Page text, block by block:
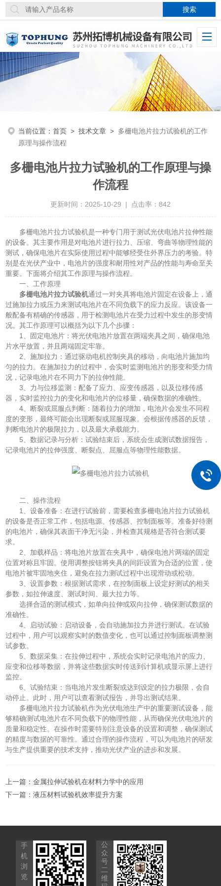
当前位置：首页 >技术文章 > 多栅电池片拉力试验机的工作
原理与操作流程
多栅电池片拉力试验机的工作原理与操
作流程
更新时间：2025-10-29 | 点击率：842
多栅电池片拉力试验机是一种专门用于测试光伏电池片拉伸性能
的设备。其主要作用是对电池片进行拉力、压缩、弯曲等物理性能的
测试，确保电池片在实际使用过程中能够经受住外界压力的考验。特
别是在光伏产业中，电池片的强度和耐用性对产品的性能与寿命至关
重要。下面将介绍其工作原理与操作流程。
一、工作原理
多栅电池片拉力试验机通过一对夹具将电池片固定在设备上，通
过施加拉力或压力来测试电池片在不同负载下的应力反应。该设备一
般配备有精确的传感器，用于检测电池片在受力过程中发生的形变情
况。其工作原理可以概括为以下几个步骤：
1、固定电池片：将光伏电池片放置在两端夹具之间，确保电池
片水平放置，并且两端固定牢靠。
2、施加拉力：通过驱动电机控制夹具的移动，向电池片施加均
匀的拉力。在施加拉力的过程中，会实时监测电池片的形变和受力情
况，记录电池片在不同力下的拉伸性能。
3、力与位移监测：配备了应力、应变传感器，以及位移传感
器，实时监控拉力的变化和电池片的位移量，确保数据的准确性。
4、断裂或屈服点判断：随着拉力的增加，电池片会发生不同程
度的变形，最终可能会出现断裂或屈服现象。会根据传感器的反馈，
判断电池片的极限拉力，以及最大承载能力。
5、数据记录与分析：试验结束后，系统会生成测试数据报告，
记录电池片的拉伸强度、断裂点、屈服点等物理性能数据。
二、操作流程
1、设备准备：在进行试验前，需要检查多栅电池片拉力试验机
的设备是否正常工作，包括电源、传感器、控制面板等。准备好待测
的电池片，确保其表面干净无污染，并检查其规格是否符合测试要
求。
2、加载样品：将电池片放置在夹具中，确保电池片两端的固定
位置对称且牢固。使用调整按钮将夹具的间距设置为合适的位置，使
电池片被牢固地夹住，避免在拉力测试过程中出现滑动或松动。
3、设置参数：根据测试需求，在控制面板上设定好测试的相关
参数，如拉伸速度、测试时间、最大拉力等。
选择合适的测试模式，如单向拉伸或双向拉伸，确保测试数据的
准确性。
4、启动试验：启动设备，会自动施加拉力并进行测试。在试验
过程中，用户可以观察实时的数值变化，也可以通过控制面板调整测
试参数。
5、数据采集：在拉伸过程中，系统会实时记录电池片的应力、
应变和位移等数据，并将这些数据实时传送到计算机或显示屏上进行
监控。
6、试验结束：当电池片发生断裂或达到设定的拉力极限，会自
动停止。此时，用户可以查看测试报告，并导出测试结果。
多栅电池片拉力试验机作为光伏电池生产中的重要测试设备，能
够精确测试电池片在不同负载下的物理性能，从而确保光伏电池片的
质量和稳定性。在操作时需要特别注意设备的设置和调整，确保测试
的精度与数据的可靠性。通过合理的操作流程，可以为电池片的研发
与生产提供重要的技术支持，推动光伏产业的进步和发展。
上一篇：金属拉伸试验机在材料力学中的应用
下一篇：液压材料试验机效率提升方案
手
机
浏
览
公
众
号
二
维